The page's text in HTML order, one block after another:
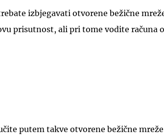
izbjegavati otvorene bežične
prisutnost, ali pri tome vodite računa
putem takve otvorene bežične
UKLJUČITE